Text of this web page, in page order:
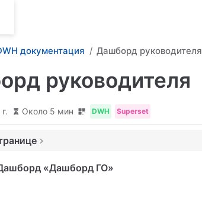
документация Дашборд руководителя
руководителя
Около 5 мин DWH Superset
дашборда «Дашборд ГО»
дашборда «Дашборд ГО»
виджетов вкладки «Основной»
«Дашборд ГО»